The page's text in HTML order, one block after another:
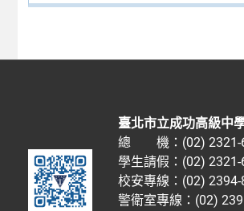
臺北市立成功高級中
總 機：(02) 2321-
學生請假：(02)
校安專線：(02)
警衛室專線：(02)